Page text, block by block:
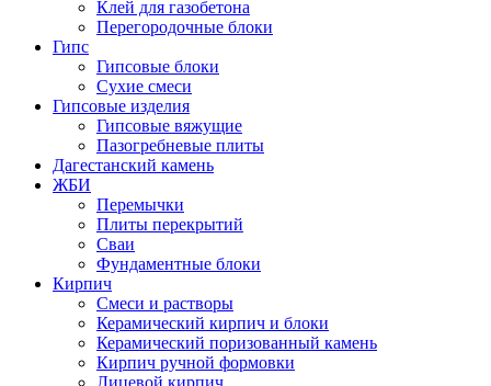
Клей для газобетона
Перегородочные блоки
Гипс
Гипсовые блоки
Сухие смеси
Гипсовые изделия
Гипсовые вяжущие
Пазогребневые плиты
Дагестанский камень
ЖБИ
Перемычки
Плиты перекрытий
Сваи
Фундаментные блоки
Кирпич
Cмеси и растворы
Керамический кирпич и блоки
Керамический поризованный камень
Кирпич ручной формовки
Лицевой кирпич